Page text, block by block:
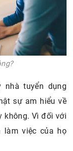
tuyển dụng
sự am hiểu về
không. Vì đối với
làm việc của họ